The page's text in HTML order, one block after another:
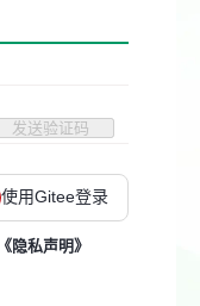
发送验证码
使用Gitee登录
《隐私声明》